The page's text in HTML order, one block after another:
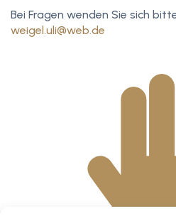
Bei Fragen wenden Sie sich
weigel.uli@web.de